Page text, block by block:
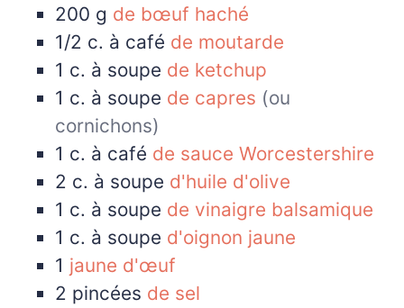
200 g de bœuf haché
1/2 c. à café de moutarde
1 c. à soupe de ketchup
1 c. à soupe de capres (ou
cornichons)
1 c. à café de sauce Worcestershire
2 c. à soupe d'huile d'olive
1 c. à soupe de vinaigre balsamique
1 c. à soupe d'oignon jaune
1 jaune d'œuf
2 pincées de sel